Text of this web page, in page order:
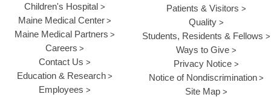
Children's Hospital
Maine Medical Center
Maine Medical Partners
Careers
Contact Us
Education & Research
Employees
Patients & Visitors
Quality
Students, Residents & Fellows
Ways to Give
Privacy Notice
Notice of Nondiscrimination
Site Map